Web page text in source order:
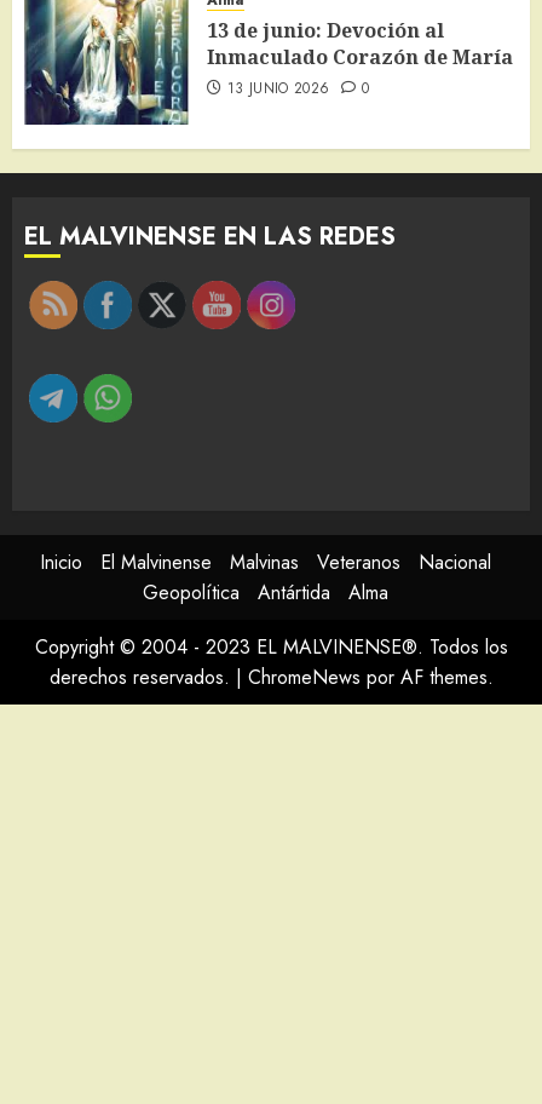
13 de junio: Devoción al
Inmaculado Corazón de María
13 JUNIO 2026 0
EL MALVINENSE EN LAS REDES
Inicio El Malvinense Malvinas Veteranos
Nacional
Geopolítica
Antártida
Alma
Copyright © 2004 - 2023 EL MALVINENSE®. Todos los
derechos reservados. | ChromeNews por AF themes.